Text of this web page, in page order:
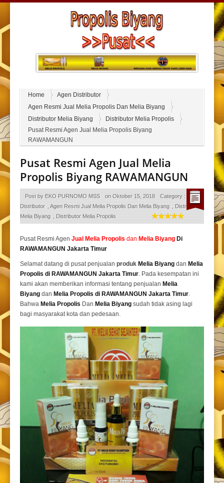
Home
Agen Distributor
Agen Resmi Jual Melia Propolis Dan Melia Biyang
Distributor Melia Biyang
Distributor Melia Propolis
Pusat Resmi Agen Jual Melia Propolis Biyang
RAWAMANGUN
Pusat Resmi Agen Jual Melia
Propolis Biyang RAWAMANGUN
Post byEKO PURNOMO MSS onOktober 15, 2018 Category : Agen
Distributor ,Agen Resmi Jual Melia Propolis Dan Melia Biyang ,Distributor
Melia Biyang ,Distributor Melia Propolis
Pusat Resmi Agen Jual Melia Propolis dan Melia Biyang Di
RAWAMANGUN Jakarta Timur
Selamat datang di pusat penjualan produk Melia Biyang dan Melia
Propolis di RAWAMANGUN Jakarta Timur . Pada kesempatan ini
kami akan memberikan informasi tentang penjualan Melia
Biyang dan Melia Propolis di RAWAMANGUN Jakarta Timur
Bahwa Melia Propolis Dan Melia Biyang sudah tidak asing lagi
bagi masyarakat kota dan pedesaan.